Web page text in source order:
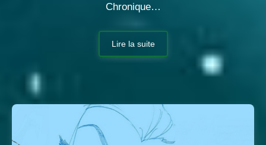
Chronique…
Lire la suite